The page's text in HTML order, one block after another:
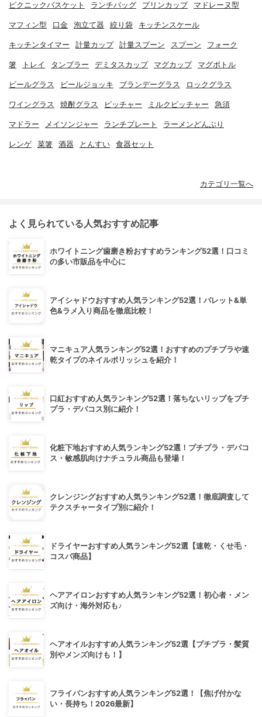
ピクニックバスケット ランチバッグ プリンカップ マドレーヌ型
マフィン型 口金 泡立て器 絞り袋 キッチンスケール
キッチンタイマー 計量カップ 計量スプーン スプーン フォーク
箸 トレイ タンブラー デミタスカップ マグカップ マグボトル
ビールグラス ビールジョッキ ブランデーグラス ロックグラス
ワイングラス 焼酎グラス ピッチャー ミルクピッチャー 急須
マドラー メイソンジャー ランチプレート ラーメンどんぶり
レンゲ 菜箸 酒器 とんすい 食器セット
カテゴリ一覧へ
よく見られている人気おすすめ記事
ホワイトニング歯磨き粉おすすめランキング52選！口コミ
の多い市販品を中心に
アイシャドウおすすめ人気ランキング52選！パレット&単
色&ラメ入り商品を徹底比較！
マニキュア人気ランキング52選！おすすめのプチプラや速
乾タイプのネイルポリッシュを紹介！
口紅おすすめ人気ランキング52選！落ちないリップをプチ
プラ・デパコス別に紹介！
化粧下地おすすめ人気ランキング52選！プチプラ・デパコ
ス・敏感肌向けナチュラル商品も登場！
クレンジングおすすめ人気ランキング52選！徹底調査して
テクスチャータイプ別に紹介！
ドライヤーおすすめ人気ランキング52選【速乾・くせ毛・
コスパ商品】
ヘアアイロンおすすめ人気ランキング52選！初心者・メン
ズ向け・海外対応も♪
ヘアオイルおすすめ人気ランキング52選【プチプラ・髪質
別やメンズ向けも！】
フライパンおすすめ人気ランキング52選！【焦げ付かな
い・長持ち！2026最新】